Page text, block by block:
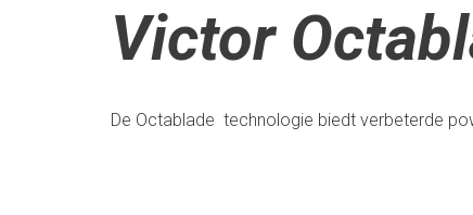
Victor
De Octablade technologie biedt verbeterde